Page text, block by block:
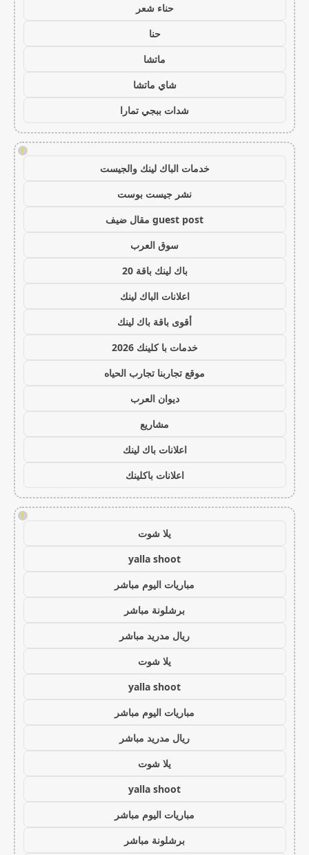
حناء شعر
حنا
ماتشا
شاي ماتشا
شدات ببجي تمارا
!
خدمات الباك لينك والجيست
نشر جيست بوست
guest post مقال ضيف
سوق العرب
باك لينك باقة 20
اعلانات الباك لينك
أقوى باقة باك لينك
خدمات با كلينك 2026
موقع تجاربنا تجارب الحياه
ديوان العرب
مشاريع
اعلانات باك لينك
اعلانات باكلينك
!
يلا شوت
yalla shoot
مباريات اليوم مباشر
برشلونة مباشر
ريال مدريد مباشر
يلا شوت
yalla shoot
مباريات اليوم مباشر
ريال مدريد مباشر
يلا شوت
yalla shoot
مباريات اليوم مباشر
برشلونة مباشر